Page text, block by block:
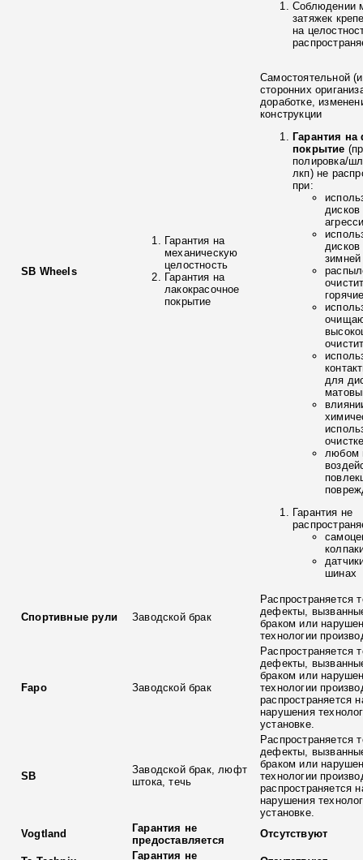
SB Wheels
Гарантия на
механическую
целостность
Гарантия на
лакокрасочное
покрытие
Соблюдении
затяжек
на
Самостоятельной
сторонних
доработке,
конструкции
Гарантия
покрытие
полировка/
лкп) не
при:
зимней
для
любом
Гарантия не
шинах
Спортивные рули Заводской брак
Распространяется
дефекты,
браком или
технологии
Fapo Заводской брак
Распространяется
дефекты,
браком или
технологии
распространяется
нарушения
установке.
SB
Заводской брак, люфт
штока, течь
Распространяется
дефекты,
браком или
технологии
распространяется
нарушения
установке.
Vogtland
Гарантия не
предоставляется
Отсутствуют
Гарантия не